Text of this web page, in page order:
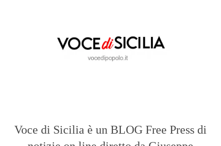
Voce di Sicilia è un BLOG Free Press di